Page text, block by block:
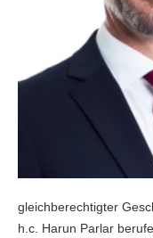
gleichberechtigter
h.c. Harun Parlar